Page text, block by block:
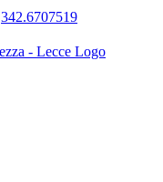
342.6707519